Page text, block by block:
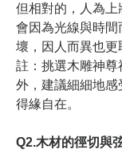
但相對的，人為上
會因為光線與時
壞，因人而異也更
註：挑選木雕神尊
外，建議細細地感
得緣自在。
Q2.木材的徑切與